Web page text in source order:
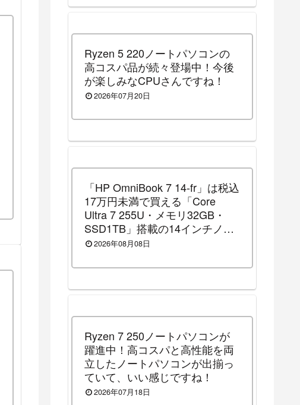
Ryzen 5 220ノートパソコンの
高コスパ品が続々登場中！今後
が楽しみなCPUさんですね！
2026年07月20日
「HP OmniBook 7 14-fr」は税込
17万円未満で買える「Core
Ultra 7 255U・メモリ32GB・
SSD1TB」搭載の14インチノー
トパソコンです！（2026年8月
中）
2026年08月08日
Ryzen 7 250ノートパソコンが
躍進中！高コスパと高性能を両
立したノートパソコンが出揃っ
ていて、いい感じですね！
2026年07月18日